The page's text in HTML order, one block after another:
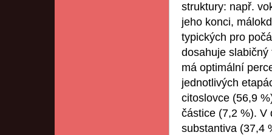
struktury: např.
jeho konci,
typických pro
dosahuje
má optimální
jednotlivých
citoslovce (56,9
částice (7,2 %). V
substantiva (37,4